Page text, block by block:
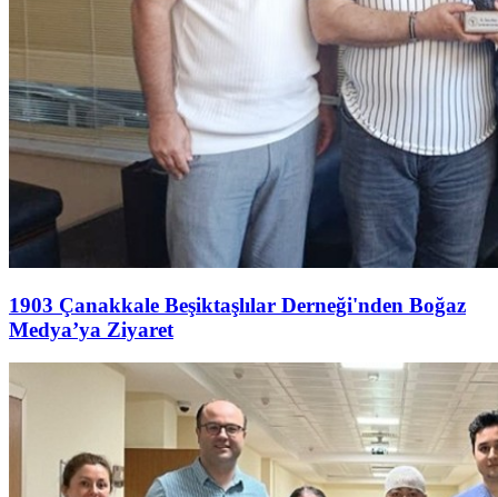
1903 Çanakkale Beşiktaşlılar Derneği'nden Boğaz
Medya’ya Ziyaret